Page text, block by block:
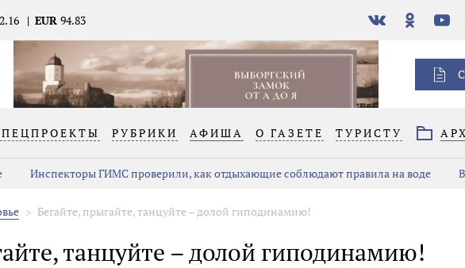
EUR 94.83
В
контакте
РУБРИКИ АФИША О ГАЗЕТЕ ТУРИСТУ
Инспекторы ГИМС проверили, как отдыхающие соблюдают правила на воде
Бегайте, прыгайте, танцуйте – долой гиподинамию!
танцуйте – долой гиподинамию!